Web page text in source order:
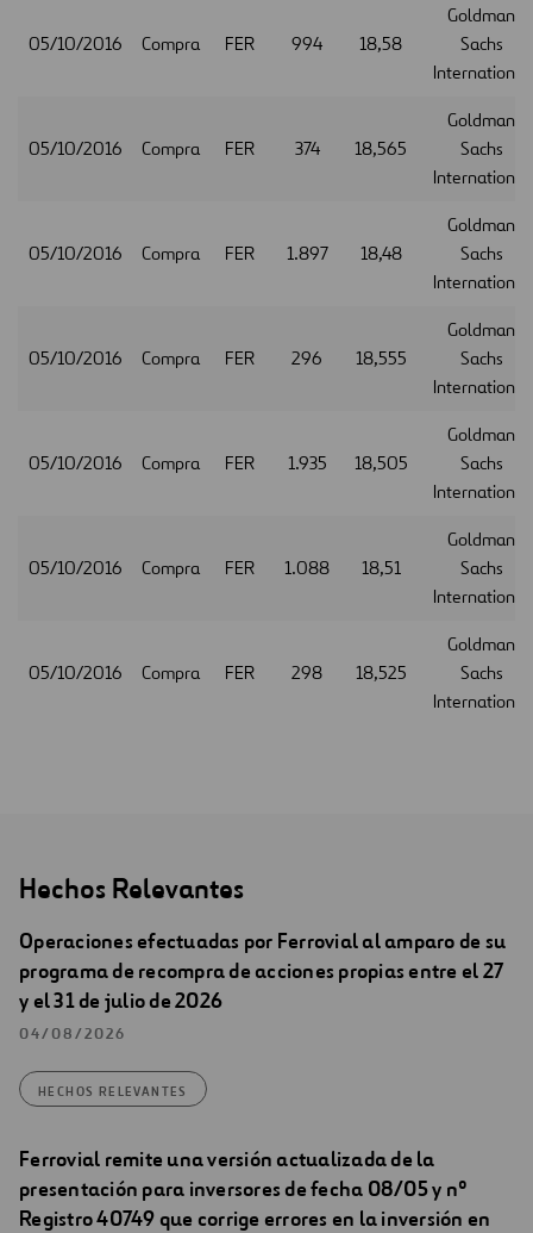
05/10/2016 Compra FER 994 18,58
Goldman
Sachs
International
05/10/2016 Compra FER 374 18,565
Goldman
Sachs
International
05/10/2016 Compra FER 1.897 18,48
Goldman
Sachs
International
05/10/2016 Compra FER 296 18,555
Goldman
Sachs
International
05/10/2016 Compra FER 1.935 18,505
Goldman
Sachs
International
05/10/2016 Compra FER 1.088 18,51
Goldman
Sachs
International
05/10/2016 Compra FER 298 18,525
Goldman
Sachs
International
Hechos Relevantes
Operaciones efectuadas por Ferrovial al amparo de su
programa de recompra de acciones propias entre el 27
y el 31 de julio de 2026
04/08/2026
HECHOS RELEVANTES
Ferrovial remite una versión actualizada de la
presentación para inversores de fecha 08/05 y nº
Registro 40749 que corrige errores en la inversión en